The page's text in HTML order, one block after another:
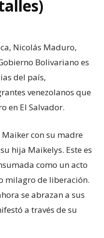
Nicolás Maduro,
Bolivariano es
del país,
venezolanos que
en El Salvador.
con su madre
hija Maikelys. Este es
como un acto
milagro de liberación.
se abrazan a sus
a través de su